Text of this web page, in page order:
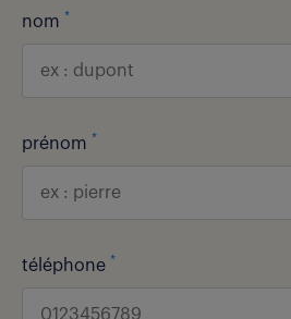
nom *
prénom *
téléphone *